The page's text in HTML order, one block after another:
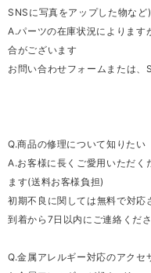
SNSに写真をアップした物など)
A.パーツの在庫状況によります
合がございます
お問い合わせフォームまたは
Q.商品の修理について知りたい
A.お客様に長くご愛用いただく
ます(送料お客様負担)
初期不良に関しては無料で対応
到着から7日以内にご連絡くだ
Q.金属アレルギー対応のアクセ